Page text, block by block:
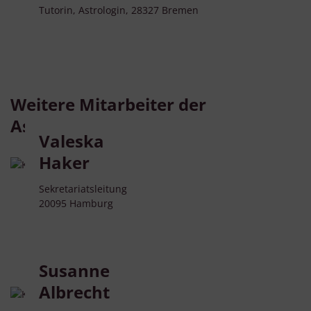
Tutorin, Astrologin, 28327 Bremen
Weitere Mitarbeiter der
Astropraxis:
Valeska
Haker
Sekretariatsleitung
20095 Hamburg
Susanne
Albrecht